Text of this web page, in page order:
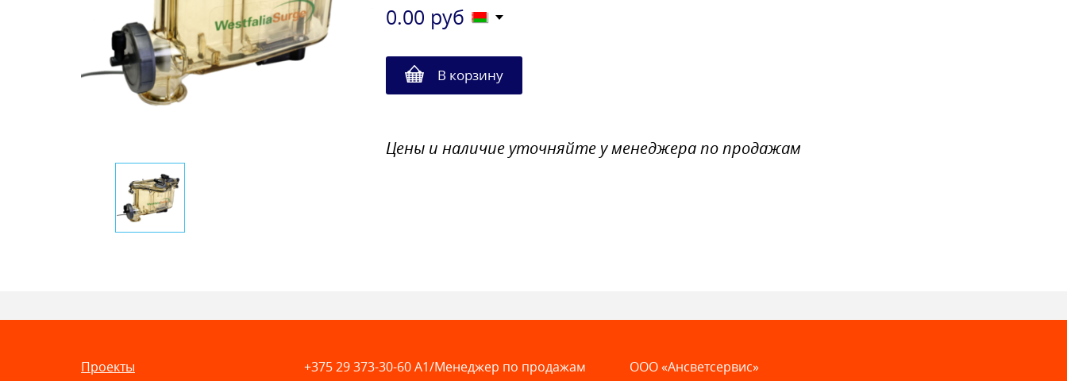
0.00 руб
В корзину
Цены и наличие уточняйте у менеджера по продажам
Проекты
+375 29 373-30-60A1/Менеджер по продажам
ООО «Ансветсервис»